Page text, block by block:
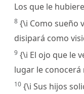
Los que le
8 {\i Como sueño
disipará como
9 {\i El ojo que le
lugar le conocerá
10 {\i Sus hijos